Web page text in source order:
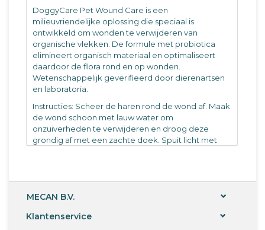
DoggyCare Pet Wound Care is een
milieuvriendelijke oplossing die speciaal is
ontwikkeld om wonden te verwijderen van
organische vlekken. De formule met probiotica
elimineert organisch materiaal en optimaliseert
daardoor de flora rond en op wonden.
Wetenschappelijk geverifieerd door dierenartsen
en laboratoria.
Instructies: Scheer de haren rond de wond af. Maak
de wond schoon met lauw water om
onzuiverheden te verwijderen en droog deze
grondig af met een zachte doek. Spuit licht met
Samenstelling: >30% water, <5% anionogene
micro-organismen EU Groep 1.
Aanbevelingen: Goed schudden voor gebruik. Niet
MECAN B.V.
Klantenservice